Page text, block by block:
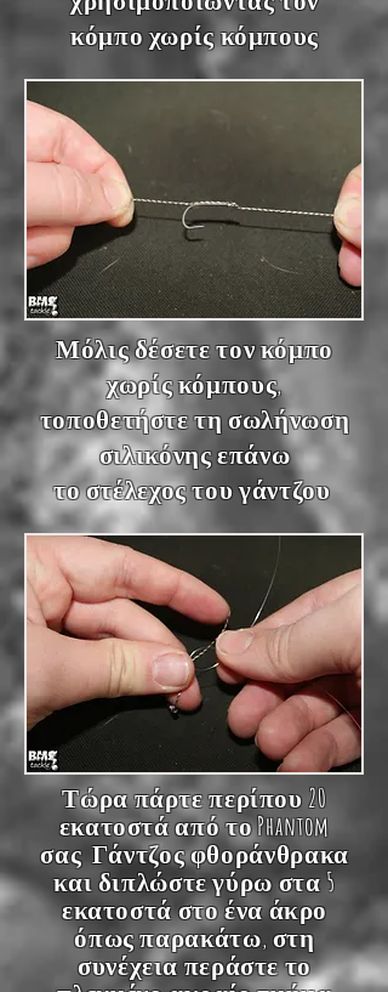
κόμπο χωρίς κόμπους
Μόλις δέσετε τον κόμπο
χωρίς κόμπους,
τοποθετήστε τη σωλήνωση
σιλικόνης επάνω
το στέλεχος του γάντζου
Τώρα πάρτε περίπου 20
εκατοστά από τοPhantom
σας Γάντζος φθοράνθρακα
και διπλώστε γύρω στα 5
εκατοστά στο ένα άκρο
όπως παρακάτω, στη
συνέχεια περάστε το